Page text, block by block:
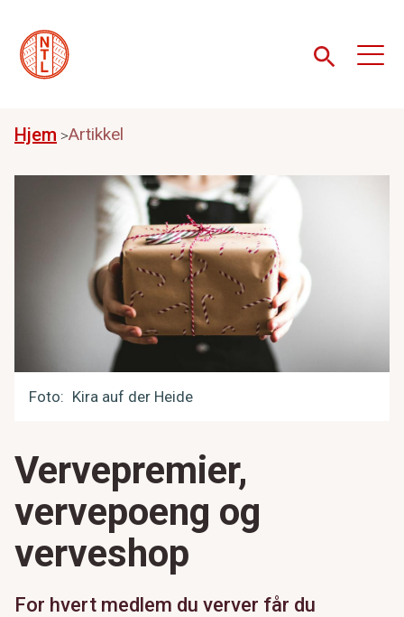
Hjem Artikkel
Foto Kira auf der Heide
Vervepremier,
vervepoeng og
verveshop
For hvert medlem du verver får du